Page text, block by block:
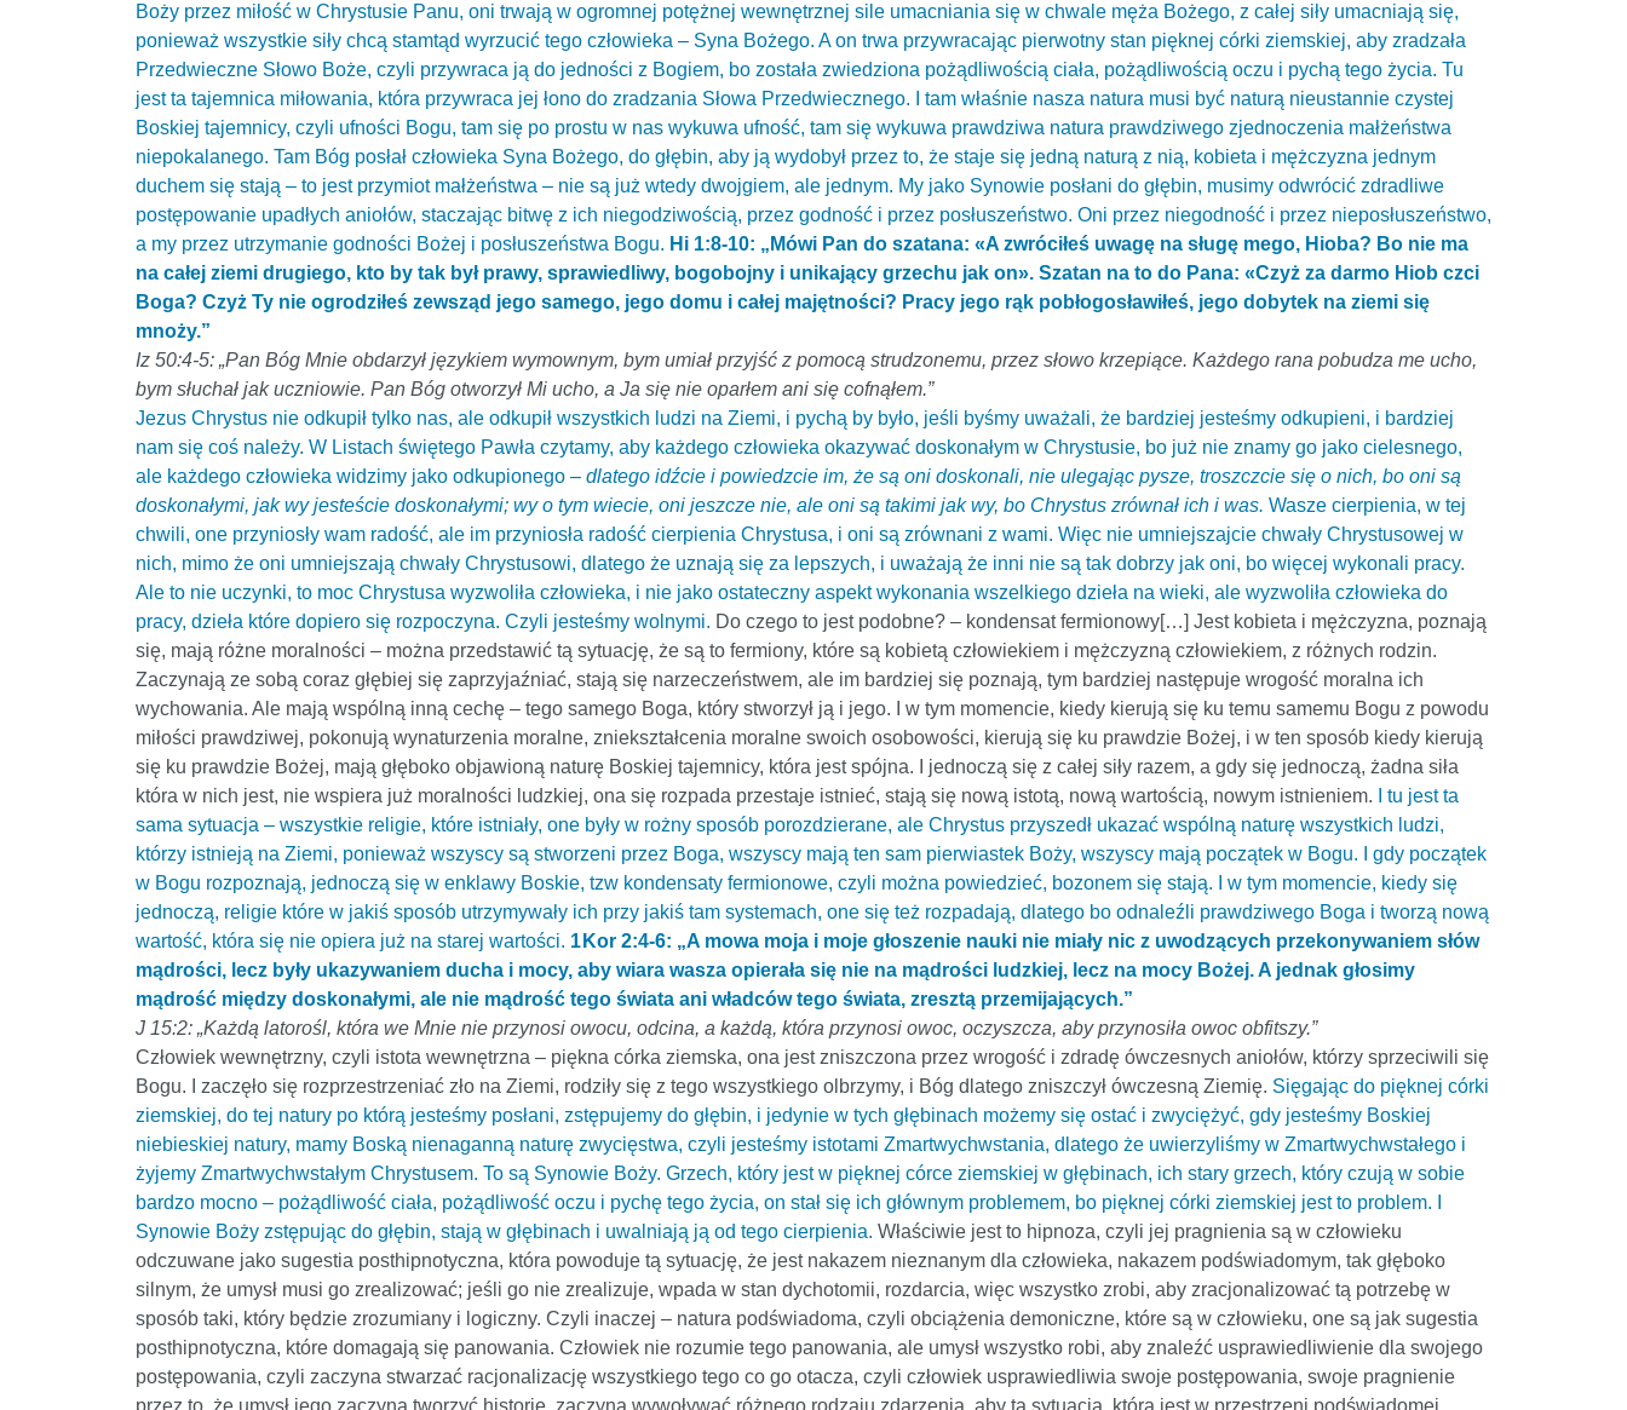
Boży przez miłość w Chrystusie Panu, oni trwają w ogromnej potężnej wewnętrznej sile umacniania się w chwale męża Bożego, z całej siły umacniają się,
ponieważ wszystkie siły chcą stamtąd wyrzucić tego człowieka – Syna Bożego. A on trwa przywracając pierwotny stan pięknej córki ziemskiej, aby zradzała
Przedwieczne Słowo Boże, czyli przywraca ją do jedności z Bogiem, bo została zwiedziona pożądliwością ciała, pożądliwością oczu i pychą tego życia. Tu
jest ta tajemnica miłowania, która przywraca jej łono do zradzania Słowa Przedwiecznego. I tam właśnie nasza natura musi być naturą nieustannie czystej
Boskiej tajemnicy, czyli ufności Bogu, tam się po prostu w nas wykuwa ufność, tam się wykuwa prawdziwa natura prawdziwego zjednoczenia małżeństwa
niepokalanego. Tam Bóg posłał człowieka Syna Bożego, do głębin, aby ją wydobył przez to, że staje się jedną naturą z nią, kobieta i mężczyzna jednym
duchem się stają – to jest przymiot małżeństwa – nie są już wtedy dwojgiem, ale jednym. My jako Synowie posłani do głębin, musimy odwrócić zdradliwe
postępowanie upadłych aniołów, staczając bitwę z ich niegodziwością, przez godność i przez posłuszeństwo. Oni przez niegodność i przez nieposłuszeństwo,
a my przez utrzymanie godności Bożej i posłuszeństwa Bogu. Hi 1:8-10: „Mówi Pan do szatana: «A zwróciłeś uwagę na sługę mego, Hioba? Bo nie ma
na całej ziemi drugiego, kto by tak był prawy, sprawiedliwy, bogobojny i unikający grzechu jak on». Szatan na to do Pana: «Czyż za darmo Hiob czci
Boga? Czyż Ty nie ogrodziłeś zewsząd jego samego, jego domu i całej majętności? Pracy jego rąk pobłogosławiłeś, jego dobytek na ziemi się
mnoży.”
Iz 50:4-5: „Pan Bóg Mnie obdarzył językiem wymownym, bym umiał przyjść z pomocą strudzonemu, przez słowo krzepiące. Każdego rana pobudza me ucho,
bym słuchał jak uczniowie. Pan Bóg otworzył Mi ucho, a Ja się nie oparłem ani się cofnąłem.”
Jezus Chrystus nie odkupił tylko nas, ale odkupił wszystkich ludzi na Ziemi, i pychą by było, jeśli byśmy uważali, że bardziej jesteśmy odkupieni, i bardziej
nam się coś należy. W Listach świętego Pawła czytamy, aby każdego człowieka okazywać doskonałym w Chrystusie, bo już nie znamy go jako cielesnego,
ale każdego człowieka widzimy jako odkupionego – dlatego idźcie i powiedzcie im, że są oni doskonali, nie ulegając pysze, troszczcie się o nich, bo oni są
doskonałymi, jak wy jesteście doskonałymi; wy o tym wiecie, oni jeszcze nie, ale oni są takimi jak wy, bo Chrystus zrównał ich i was. Wasze cierpienia, w tej
chwili, one przyniosły wam radość, ale im przyniosła radość cierpienia Chrystusa, i oni są zrównani z wami. Więc nie umniejszajcie chwały Chrystusowej w
nich, mimo że oni umniejszają chwały Chrystusowi, dlatego że uznają się za lepszych, i uważają że inni nie są tak dobrzy jak oni, bo więcej wykonali pracy.
Ale to nie uczynki, to moc Chrystusa wyzwoliła człowieka, i nie jako ostateczny aspekt wykonania wszelkiego dzieła na wieki, ale wyzwoliła człowieka do
pracy, dzieła które dopiero się rozpoczyna. Czyli jesteśmy wolnymi. Do czego to jest podobne? – kondensat fermionowy[…] Jest kobieta i mężczyzna, poznają
się, mają różne moralności – można przedstawić tą sytuację, że są to fermiony, które są kobietą człowiekiem i mężczyzną człowiekiem, z różnych rodzin.
Zaczynają ze sobą coraz głębiej się zaprzyjaźniać, stają się narzeczeństwem, ale im bardziej się poznają, tym bardziej następuje wrogość moralna ich
wychowania. Ale mają wspólną inną cechę – tego samego Boga, który stworzył ją i jego. I w tym momencie, kiedy kierują się ku temu samemu Bogu z powodu
miłości prawdziwej, pokonują wynaturzenia moralne, zniekształcenia moralne swoich osobowości, kierują się ku prawdzie Bożej, i w ten sposób kiedy kierują
się ku prawdzie Bożej, mają głęboko objawioną naturę Boskiej tajemnicy, która jest spójna. I jednoczą się z całej siły razem, a gdy się jednoczą, żadna siła
która w nich jest, nie wspiera już moralności ludzkiej, ona się rozpada przestaje istnieć, stają się nową istotą, nową wartością, nowym istnieniem.
I tu jest ta
sama sytuacja – wszystkie religie, które istniały, one były w rożny sposób porozdzierane, ale Chrystus przyszedł ukazać wspólną naturę wszystkich ludzi,
którzy istnieją na Ziemi, ponieważ wszyscy są stworzeni przez Boga, wszyscy mają ten sam pierwiastek Boży, wszyscy mają początek w Bogu. I gdy początek
w Bogu rozpoznają, jednoczą się w enklawy Boskie, tzw kondensaty fermionowe, czyli można powiedzieć, bozonem się stają. I w tym momencie, kiedy się
jednoczą, religie które w jakiś sposób utrzymywały ich przy jakiś tam systemach, one się też rozpadają, dlatego bo odnaleźli prawdziwego Boga i tworzą nową
wartość, która się nie opiera już na starej wartości. 1 Kor 2:4-6: „A mowa moja i moje głoszenie nauki nie miały nic z uwodzących przekonywaniem słów
mądrości, lecz były ukazywaniem ducha i mocy, aby wiara wasza opierała się nie na mądrości ludzkiej, lecz na mocy Bożej. A jednak głosimy
mądrość między doskonałymi, ale nie mądrość tego świata ani władców tego świata, zresztą przemijających.”
J 15:2: „Każdą latorośl, która we Mnie nie przynosi owocu, odcina, a każdą, która przynosi owoc, oczyszcza, aby przynosiła owoc obfitszy.”
Człowiek wewnętrzny, czyli istota wewnętrzna – piękna córka ziemska, ona jest zniszczona przez wrogość i zdradę ówczesnych aniołów, którzy sprzeciwili się
Bogu. I zaczęło się rozprzestrzeniać zło na Ziemi, rodziły się z tego wszystkiego olbrzymy, i Bóg dlatego zniszczył ówczesną Ziemię. Sięgając do pięknej córki
ziemskiej, do tej natury po którą jesteśmy posłani, zstępujemy do głębin, i jedynie w tych głębinach możemy się ostać i zwyciężyć, gdy jesteśmy Boskiej
niebieskiej natury, mamy Boską nienaganną naturę zwycięstwa, czyli jesteśmy istotami Zmartwychwstania, dlatego że uwierzyliśmy w Zmartwychwstałego i
żyjemy Zmartwychwstałym Chrystusem. To są Synowie Boży. Grzech, który jest w pięknej córce ziemskiej w głębinach, ich stary grzech, który czują w sobie
bardzo mocno – pożądliwość ciała, pożądliwość oczu i pychę tego życia, on stał się ich głównym problemem, bo pięknej córki ziemskiej jest to problem. I
Synowie Boży zstępując do głębin, stają w głębinach i uwalniają ją od tego cierpienia. Właściwie jest to hipnoza, czyli jej pragnienia są w człowieku
odczuwane jako sugestia posthipnotyczna, która powoduje tą sytuację, że jest nakazem nieznanym dla człowieka, nakazem podświadomym, tak głęboko
silnym, że umysł musi go zrealizować; jeśli go nie zrealizuje, wpada w stan dychotomii, rozdarcia, więc wszystko zrobi, aby zracjonalizować tą potrzebę w
sposób taki, który będzie zrozumiany i logiczny. Czyli inaczej – natura podświadoma, czyli obciążenia demoniczne, które są w człowieku, one są jak sugestia
posthipnotyczna, które domagają się panowania. Człowiek nie rozumie tego panowania, ale umysł wszystko robi, aby znaleźć usprawiedliwienie dla swojego
postępowania, czyli zaczyna stwarzać racjonalizację wszystkiego tego co go otacza, czyli człowiek usprawiedliwia swoje postępowania, swoje pragnienie
przez to, że umysł jego zaczyna tworzyć historię, zaczyna wywoływać różnego rodzaju zdarzenia, aby ta sytuacja, która jest w przestrzeni podświadomej